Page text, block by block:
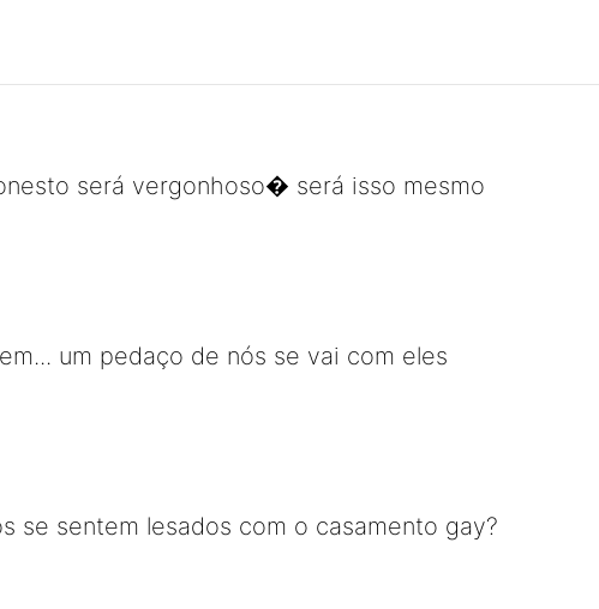
será vergonhoso� será isso mesmo
um pedaço de nós se vai com eles
se sentem lesados com o casamento gay?